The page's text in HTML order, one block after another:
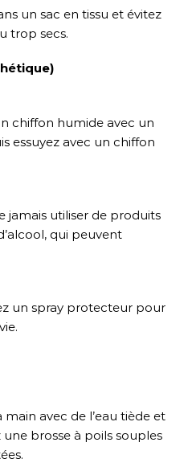
un sac en tissu et évitez
trop secs.
chiffon humide avec un
essuyez avec un chiffon
jamais utiliser de produits
qui peuvent
un spray protecteur pour
avec de l’eau tiède et
brosse à poils souples